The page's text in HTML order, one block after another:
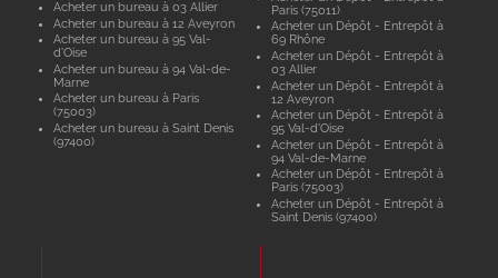
Acheter un bureau à 03 Allier
Acheter un bureau à 12 Aveyron
Acheter un bureau à 95 Val-
d'Oise
Acheter un bureau à 94 Val-de-
Marne
Acheter un bureau à Paris
(75003)
Acheter un bureau à Saint Denis
(97400)
Paris (75011)
Acheter un Dépôt - Entrepôt à
69 Rhône
Acheter un Dépôt - Entrepôt à
03 Allier
Acheter un Dépôt - Entrepôt à
12 Aveyron
Acheter un Dépôt - Entrepôt à
95 Val-d'Oise
Acheter un Dépôt - Entrepôt à
94 Val-de-Marne
Acheter un Dépôt - Entrepôt à
Paris (75003)
Acheter un Dépôt - Entrepôt à
Saint Denis (97400)